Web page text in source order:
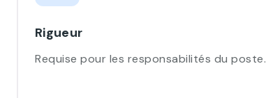
Rigueur
Requise pour les responsabilités du poste.